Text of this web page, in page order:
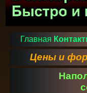
Главная
Цены и